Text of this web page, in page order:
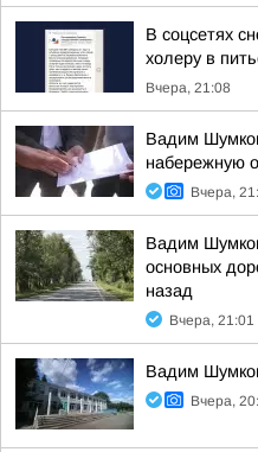
В соцсетях
холеру в
Вчера, 21:08
Вадим
набережную
Вчера,
Вадим
основных
назад
Вчера, 21:01
Вадим
Вчера,